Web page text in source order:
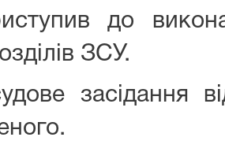
до
ЗСУ.
засідання